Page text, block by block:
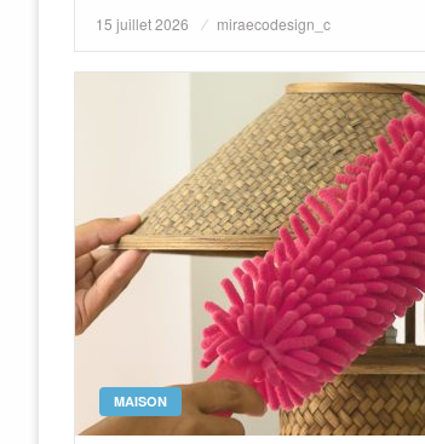
Posted
on
15 juillet 2026 miraecodesign_c
MAISON